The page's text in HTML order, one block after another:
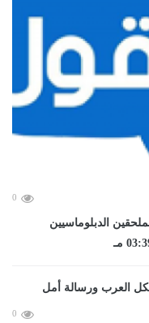
0
يلتقي أعضاء الدفعة ٥٩ من الملحقين الدبلوماسيين
0